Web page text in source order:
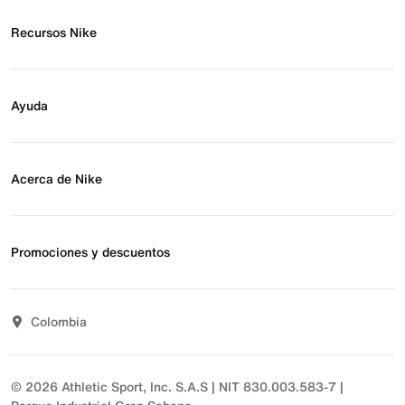
Calzado casual
Recursos Nike
Regístrate para recibir correos
Ayuda
Preguntas frecuentes
Devoluciones
Comunicate con nosotros
Acerca de Nike
Noticias
Sostenibilidad
Promociones y descuentos
T&C actividades comerciales
Colombia
© 2026 Athletic Sport, Inc. S.A.S | NIT 830.003.583-7 |